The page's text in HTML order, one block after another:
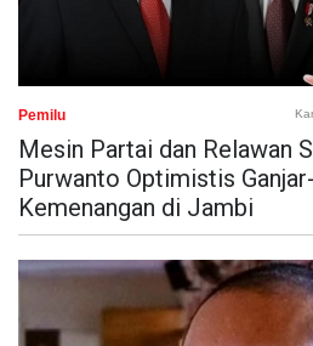
Pemilu
Mesin Partai dan Relawan
Purwanto Optimistis
Kemenangan di Jambi